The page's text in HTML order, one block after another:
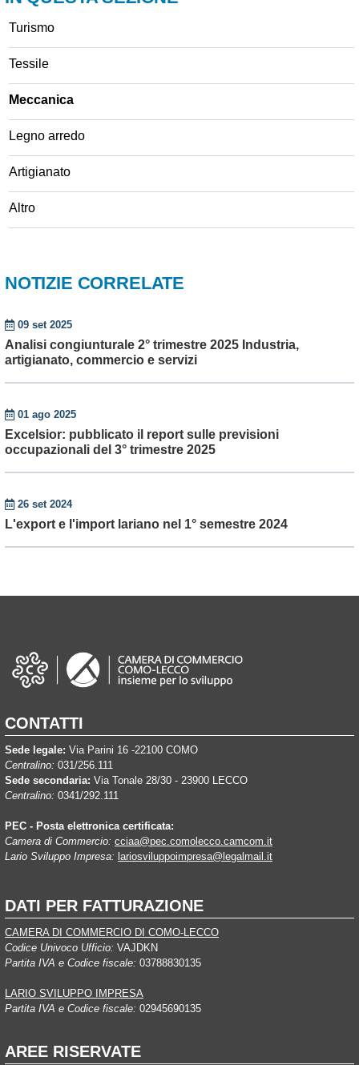
Turismo
Tessile
Meccanica
Legno arredo
Artigianato
Altro
NOTIZIE CORRELATE
09 set 2025
Analisi congiunturale 2° trimestre 2025 Industria,
artigianato, commercio e servizi
01 ago 2025
Excelsior: pubblicato il report sulle previsioni
occupazionali del 3° trimestre 2025
26 set 2024
L'export e l'import lariano nel 1° semestre 2024
CONTATTI
Sede legale: Via Parini 16 -22100 COMO
Centralino: 031/256.111
Sede secondaria: Via Tonale 28/30 - 23900 LECCO
Centralino: 0341/292.111
PEC - Posta elettronica certificata:
Camera di Commercio: cciaa@pec.comolecco.camcom.it
Lario Sviluppo Impresa: lariosviluppoimpresa@legalmail.it
DATI PER FATTURAZIONE
CAMERA DI COMMERCIO DI COMO-LECCO
Codice Univoco Ufficio: VAJDKN
Partita IVA e Codice fiscale: 03788830135
LARIO SVILUPPO IMPRESA
Partita IVA e Codice fiscale: 02945690135
AREE RISERVATE